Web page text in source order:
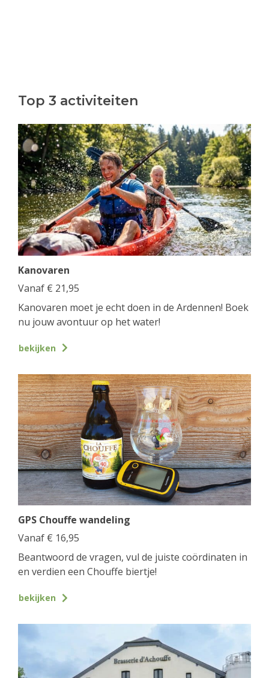
Top 3 activiteiten
Kanovaren
Vanaf € 21,95
Kanovaren moet je echt doen in de Ardennen! Boek
nu jouw avontuur op het water!
bekijken
GPS Chouffe wandeling
Vanaf € 16,95
Beantwoord de vragen, vul de juiste coördinaten in
en verdien een Chouffe biertje!
bekijken